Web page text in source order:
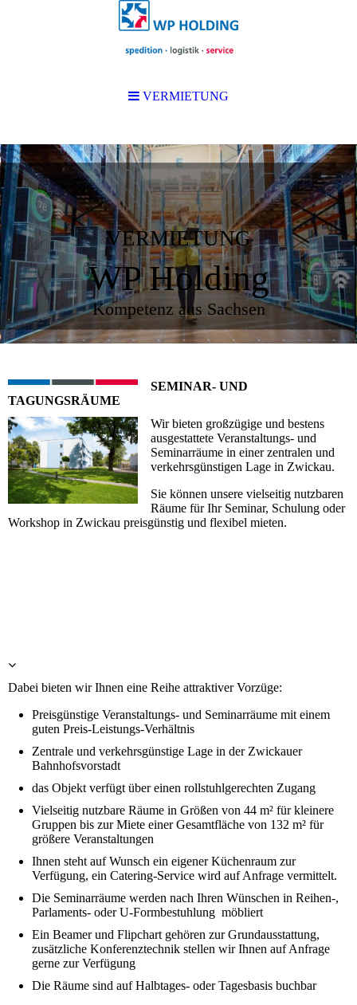
VERMIETUNG
WP Holding
Kompetenz aus Sachsen
SEMINAR- UND
TAGUNGSRÄUME
Wir bieten großzügige und bestens
ausgestattete Veranstaltungs- und
Seminarräume in einer zentralen und
verkehrsgünstigen Lage in Zwickau.
Sie können unsere vielseitig nutzbaren
Räume für Ihr Seminar, Schulung oder
Workshop in Zwickau preisgünstig und flexibel mieten.
Dabei bieten wir Ihnen eine Reihe attraktiver Vorzüge:
Preisgünstige Veranstaltungs- und Seminarräume mit einem
guten Preis-Leistungs-Verhältnis
Zentrale und verkehrsgünstige Lage in der Zwickauer
Bahnhofsvorstadt
das Objekt verfügt über einen rollstuhlgerechten Zugang
Vielseitig nutzbare Räume in Größen von 44 m² für kleinere
Gruppen bis zur Miete einer Gesamtfläche von 132 m² für
größere Veranstaltungen
Ihnen steht auf Wunsch ein eigener Küchenraum zur
Verfügung, ein Catering-Service wird auf Anfrage vermittelt.
Die Seminarräume werden nach Ihren Wünschen in Reihen-,
Parlaments- oder U-Formbestuhlung möbliert
Ein Beamer und Flipchart gehören zur Grundausstattung,
zusätzliche Konferenztechnik stellen wir Ihnen auf Anfrage
gerne zur Verfügung
Die Räume sind auf Halbtages- oder Tagesbasis buchbar
VERMIETUNG